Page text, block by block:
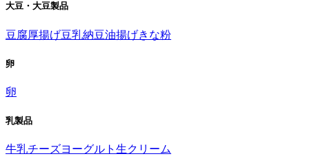
大豆・大豆製品
豆腐厚揚げ豆乳納豆油揚げきな粉
卵
卵
乳製品
牛乳チーズヨーグルト 生クリーム